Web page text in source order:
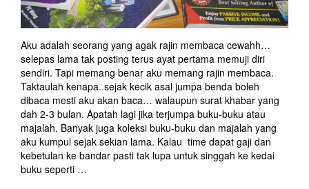
Aku adalah seorang yang agak rajin membaca cewahh…
selepas lama tak posting terus ayat pertama memuji diri
sendiri. Tapi memang benar aku memang rajin membaca.
Taktaulah kenapa..sejak kecik asal jumpa benda boleh
dibaca mesti aku akan baca… walaupun surat khabar yang
dah 2-3 bulan. Apatah lagi jika terjumpa buku-buku atau
majalah. Banyak juga koleksi buku-buku dan majalah yang
aku kumpul sejak sekian lama. Kalau time dapat gaji dan
kebetulan ke bandar pasti tak lupa untuk singgah ke kedai
buku seperti …